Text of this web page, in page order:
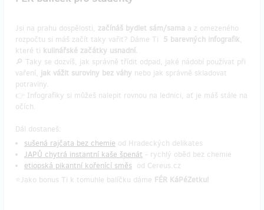
Jsi na prahu dospělosti, začínáš bydlet sám/sama a z omezeného
rozpočtu si máš začít taky vařit? Dáme Ti 5 barevných infografik,
které ti kulinářské začátky usnadní.
🔎 Taky se dozvíš, jak správně třídit odpad, jaké nádobí používat při
vaření, jak vážit suroviny bez váhy nebo jak správně skladovat
potraviny.
👉 Infografiky si můžeš nalepit rovnou na lednici, ať je máš stále na
očích.
Dál dostaneš:
sušená rajčata bez chemie od Hradeckých delikates
JAPŮ chytrá instantní kaše špenát - rychlý oběd bez chemie
etiopská pikantní kořenící směs od Cereus.cz
⭐Jako bonus Ti k tomuhle balíčku dáme FÉR KáPéZetku!